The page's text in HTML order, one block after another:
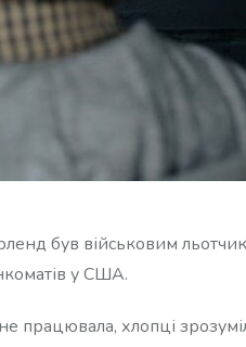
був військовим
у США.
працювала, хлопці